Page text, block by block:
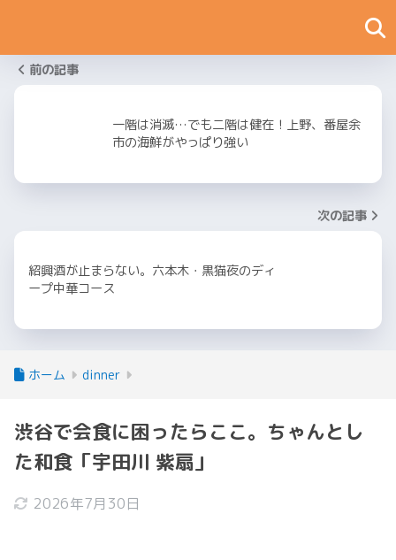
前の記事
一階は消滅…でも二階は健在！上野、番屋余
市の海鮮がやっぱり強い
次の記事
紹興酒が止まらない。六本木・黒猫夜のディ
ープ中華コース
ホーム dinner
渋谷で会食に困ったらここ。ちゃんとし
た和食「宇田川 紫扇」
2026年7月30日